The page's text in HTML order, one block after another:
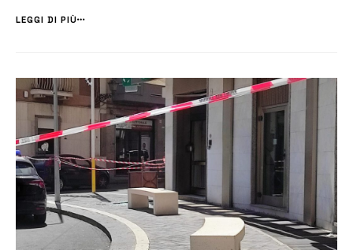
intervenuto il deputato regionale Carlo Auteri, che parla di una
LEGGI DI PIÙ